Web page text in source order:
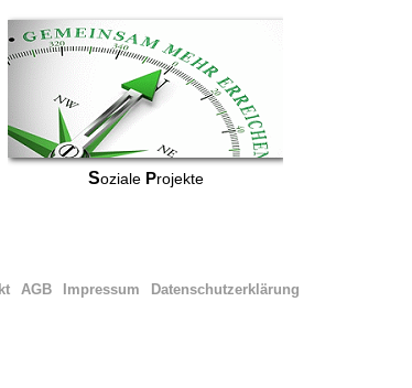
Soziale Projekte
Datenschutzerklärung
Impressum
AGB